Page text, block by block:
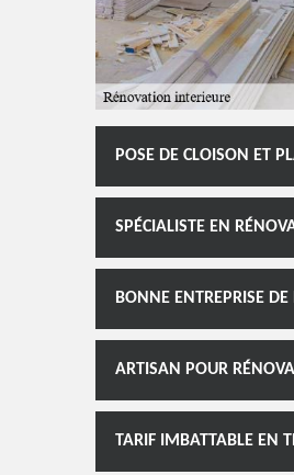
POSE DE CLOISON ET
SPÉCIALISTE EN
BONNE ENTREPRISE
ARTISAN POUR
TARIF IMBATTABLE EN